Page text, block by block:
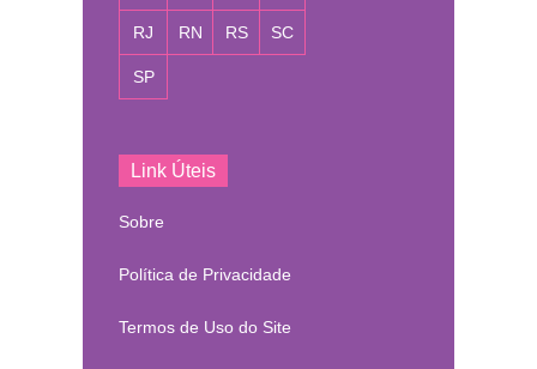
RJ RN RS SC
SP
Link Úteis
Sobre
Política de Privacidade
Termos de Uso do Site